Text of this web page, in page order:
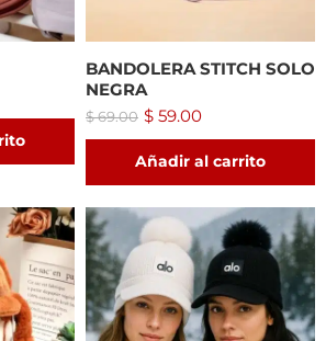
BANDOLERA STITCH SOLO
NEGRA
$69.00 $ 59.00
Añadir al carrito